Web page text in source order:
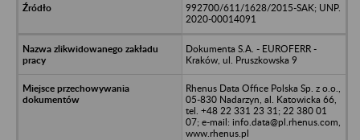
992700/611/1628/2015-SAK; UNP.
2020-00014091
Dokumenta S.A. - EUROFERR -
Kraków, ul. Pruszkowska 9
Rhenus Data Office Polska Sp. z o.o.,
05-830 Nadarzyn, al. Katowicka 66,
tel. +48 22 331 23 31; 22 380 01
07; e-mail: info.data@pl.rhenus.com,
www.rhenus.pl